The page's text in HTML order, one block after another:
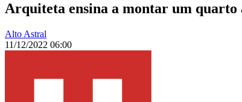
Arquiteta ensina a montar um quarto
Alto Astral
11/12/2022 06:00